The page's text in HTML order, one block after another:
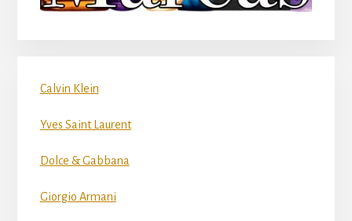
Calvin Klein
Yves Saint Laurent
Dolce & Gabbana
Giorgio Armani